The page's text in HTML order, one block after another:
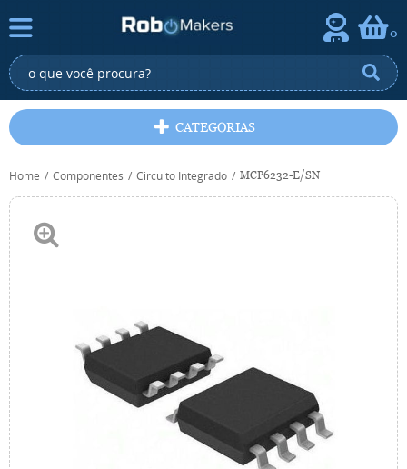
0
CATEGORIAS
Home Componentes Circuito Integrado MCP6232-E/SN